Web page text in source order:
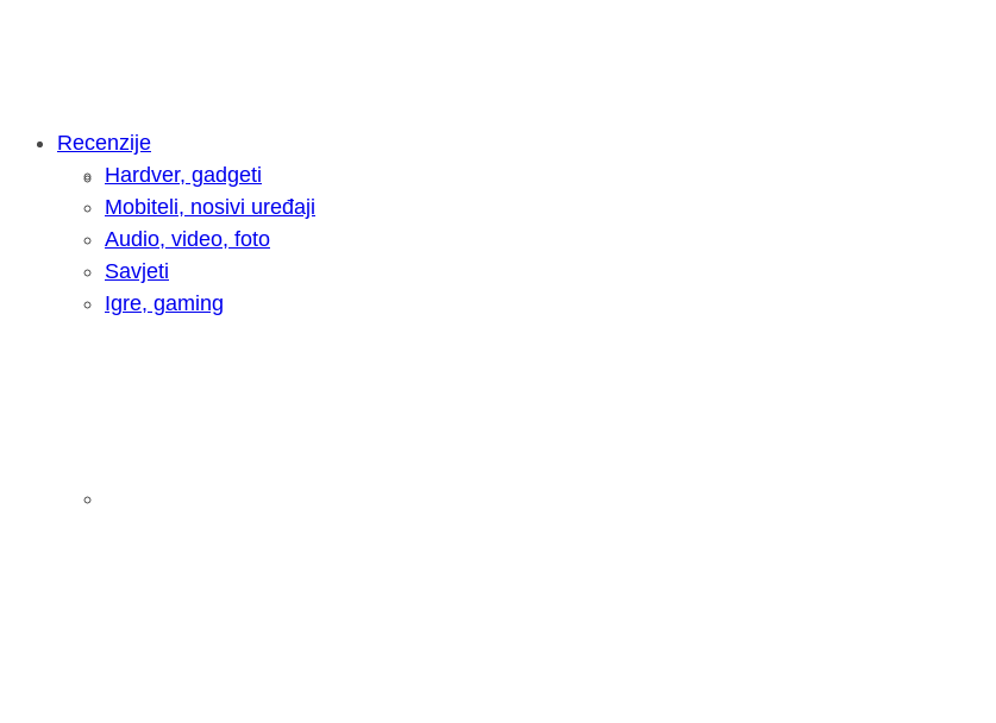
Intervju: Goran Jović, fotograf - Hrvatska kakvu svijet tek otkriva
Recenzije
Hardver, gadgeti
Mobiteli, nosivi uređaji
Audio, video, foto
Savjeti
Igre, gaming